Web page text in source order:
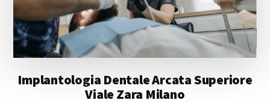
Implantologia Dentale Arcata Superiore
Viale Zara Milano